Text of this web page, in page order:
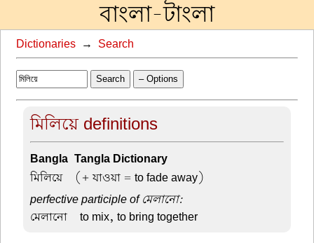
বাংলা-টাংলা
Dictionaries → Search
Search – Options
মিলিয়ে definitions
Bangla-Tangla Dictionary
মিলিয়ে – (+ যাওয়া = to fade away)
perfective participle of মেলানো:
মেলানো –to mix, to bring together